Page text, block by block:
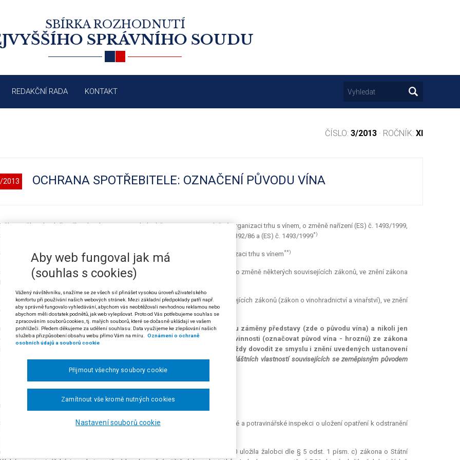
SBÍRKA ROZHODNUTÍ
SPRÁVNÍHO SOUDU
REDAKČNÍ RADA KONTAKT
ČÍSLO: 3/2013 · ROČNÍK: XI
2013 OCHRANA SPOTŘEBITELE: OZNAČENÍ PŮVODU VÍNA
čl. 27 a čl. 59 bod d) nařízení Parlamentu a Rady (ES) č. 479/2008 o společné organizaci trhu s vínem, o změně nařízení (ES) č. 1493/1999,
č. 1782/2003, (ES) č. 1290/2005 a (ES) č. 3/2008 a o zrušení nařízení (EHS) č. 2392/86 a (ES) č. 1493/1999*)
odst. 1 a čl. 48 nařízení Parlamentu a Rady (ES) č. 1493/1999 o společné organizaci trhu s vínem**)
5 zákona č. 146/2002 Sb., o Státní zemědělské a potravinářské inspekci a o změně některých souvisejících zákonů, ve znění zákona
2008 Sb.
č. 321/2004 Sb., o vinohradnictví a vinařství a o změně některých souvisejících zákonů (zákon o vinohradnictví a vinařství), ve znění
č. 215/2006 Sb.
konečného spotřebitele je třeba vnímat v jeho materiálním smyslu záměny představy (zde o původu vína) a nikoli jen
formálně zakotvených povinností. Pokud by formalizované povinnosti (označovat původ vína - hroznů) ze zákona
právního předpisu národní provenience nevyplývaly, je třeba je vždy dovodit ze smyslu i znění uvedených ustanovení
práva. Tak lze účinně přispět k zachování a ochraně dědictví "
zvláštních vlastností souvisejících se zeměpisným původem
Nejvyššího správního soudu ze dne 22. 11. 2012, čj. 3 As 50/2012-44)
Templářské sklepy Čejkovice, vinařské družstvo, proti Státní zemědělské a potravinářské inspekci o uložení opatření k odstranění
nedostatků, o kasační stížnosti žalované.
zemědělská a potravinářská inspekce, Inspektorát v Brně, dne 19. 11. 2010 uložila žalobci dle § 5 odst. 1 písm. c) zákona o Státní
Aby web fungoval jak má
(souhlas s cookies)
Vážený návštěvníku, snažíme se ze všech sil přinášet vysokou úroveň uživatelského
komfortu při používání našich webových stránek. Mezi základní předpoklady patří např.
aby správně fungovalo vyhledávání, abychom vás neobtěžovali nevhodnou reklamou nebo
abychom měli dostatek podnětů, jak web vylepšovat. Proto od Vás potřebujeme souhlas se
zpracováním souborů cookies, tj. malých souborů, které se dočasně ukládají ve vašem
prohlížeči. Předem děkujeme za udělení souhlasu. Data využijeme ke zlepšování našich
služeb a přizpůsobení obsahu webu přímo Vám na míru.
Oznámení o ochraně
osobních údajů a souborů cookie
Nastavení souborů cookie
Zamítnout vše kromě nutných cookies
Přijmout všechny soubory cookie